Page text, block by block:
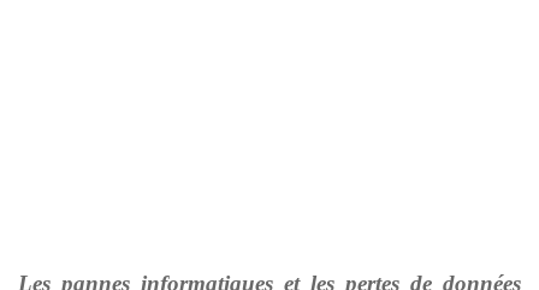
Les pannes informatiques et les pertes de données